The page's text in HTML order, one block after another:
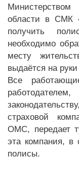
области в СМК
получить
необходимо
месту
выдаётся на
Все
страховой
ОМС, передает
эта компания, в
полисы.